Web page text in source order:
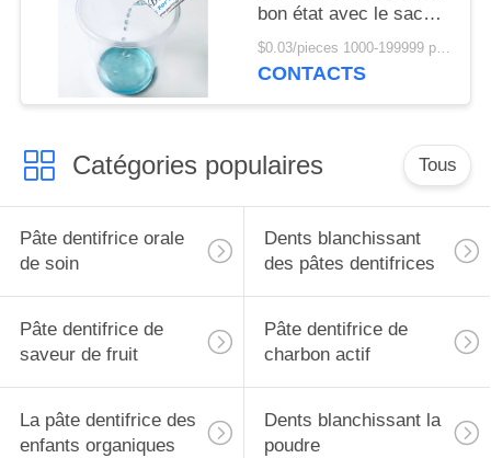
bon état avec le sac
10ml de sachet
$0.03/pieces 1000-199999 pieces MOQ:1000 morceaux
CONTACTS
Catégories populaires Tous
Pâte dentifrice orale
de soin
Dents blanchissant
des pâtes dentifrices
Pâte dentifrice de
saveur de fruit
Pâte dentifrice de
charbon actif
La pâte dentifrice des
enfants organiques
Dents blanchissant la
poudre